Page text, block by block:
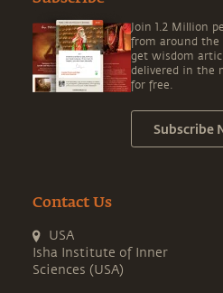
Join 1.2 Million
from around the
get wisdom
delivered in the
for free.
Subscribe
Contact Us
USA
Isha Institute of Inner
Sciences (USA)